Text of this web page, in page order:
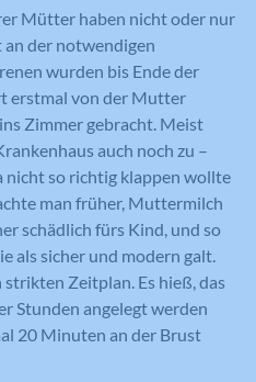
Mütter haben nicht oder nur
an der notwendigen
wurden bis Ende der
erstmal von der Mutter
Zimmer gebracht. Meist
auch noch zu –
nicht so richtig klappen wollte
man früher, Muttermilch
schädlich fürs Kind, und so
als sicher und modern galt.
strikten Zeitplan. Es hieß, das
Stunden angelegt werden
20 Minuten an der Brust